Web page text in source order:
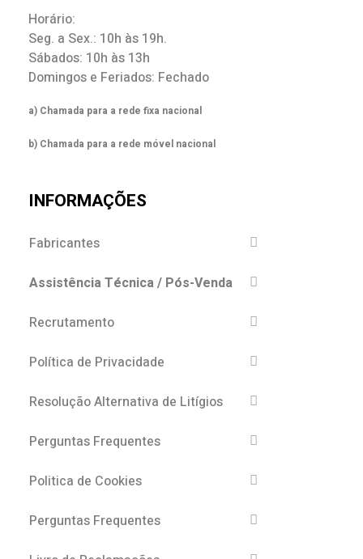
Horário:
Seg. a Sex.: 10h às 19h.
Sábados: 10h às 13h
Domingos e Feriados: Fechado
a) Chamada para a rede fixa nacional
b) Chamada para a rede móvel nacional
INFORMAÇÕES
Fabricantes
Assistência Técnica / Pós-Venda
Recrutamento
Política de Privacidade
Resolução Alternativa de Litígios
Perguntas Frequentes
Politica de Cookies
Perguntas Frequentes